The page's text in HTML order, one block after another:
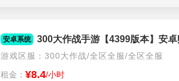
安卓系统
游戏区服：300大作战/全区全服/全区全服
租金： ¥8.4/小时